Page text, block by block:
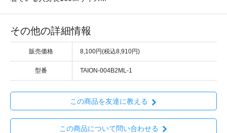
その他の詳細情報
販売価格 8,100円(税込8,910円)
型番 TAION-004B2ML-1
この商品を友達に教える
この商品について問い合わせる